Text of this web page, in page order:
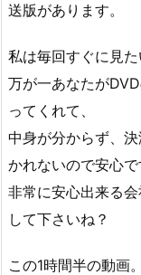
送版があります。
私は毎回すぐに見た
万が一あなたが
ってくれて、
中身が分からず、
かれないので安心で
非常に安心出来る
して下さいね？
この1時間半の動画。